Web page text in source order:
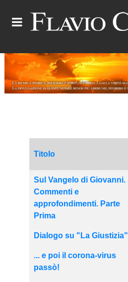
Articoli
Titolo
Sul Vangelo di Giovanni.
Commenti e
approfondimenti. Parte
Prima
Dialogo su "La Giustizia"
... e poi il corona-virus
passò!